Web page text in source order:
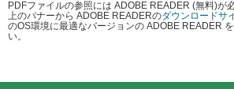
PDFファイルの参照には ADOBE READER (無料)が
上のバナーから ADOBE READERのダウンロードサ
のOS環境に最適なバージョンの ADOBE READER
い。